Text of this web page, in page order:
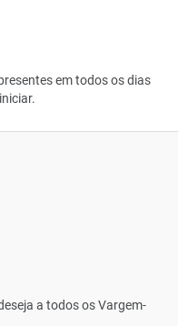
em todos os dias
a todos os Vargem-